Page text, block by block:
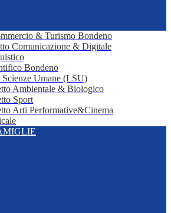
& Turismo Bondeno
Comunicazione & Digitale
Bondeno
Umane (LSU)
Ambientale & Biologico
Sport
Arti Performative&Cinema